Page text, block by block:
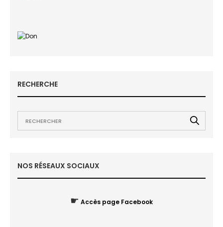
RECHERCHE
NOS RÉSEAUX SOCIAUX
☛ Accès page Facebook